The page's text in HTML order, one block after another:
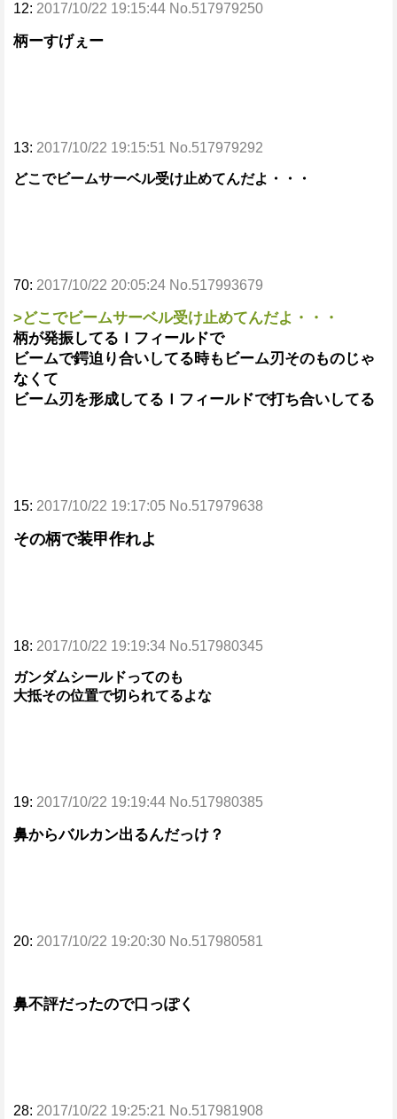
12: 2017/10/22 19:15:44 No.517979250
柄ーすげぇー
13: 2017/10/22 19:15:51 No.517979292
どこでビームサーベル受け止めてんだよ・・・
70: 2017/10/22 20:05:24 No.517993679
>どこでビームサーベル受け止めてんだよ・・・
柄が発振してるＩフィールドで
ビームで鍔迫り合いしてる時もビーム刃そのものじゃ
なくて
ビーム刃を形成してるＩフィールドで打ち合いしてる
15: 2017/10/22 19:17:05 No.517979638
その柄で装甲作れよ
18: 2017/10/22 19:19:34 No.517980345
ガンダムシールドってのも
大抵その位置で切られてるよな
19: 2017/10/22 19:19:44 No.517980385
鼻からバルカン出るんだっけ？
20: 2017/10/22 19:20:30 No.517980581
鼻不評だったので口っぽく
28: 2017/10/22 19:25:21 No.517981908